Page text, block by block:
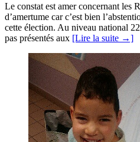
Le constat est amer concernant les
d’amertume car c’est bien
cette élection. Au niveau national
pas présentés aux [Lire la suite →]